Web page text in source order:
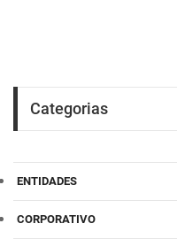
Categorias
ENTIDADES
CORPORATIVO